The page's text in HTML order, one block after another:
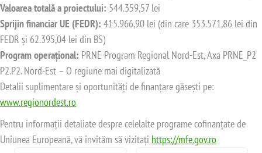
Valoarea totală a proiectului: 544.359,57 lei
Sprijin financiar UE (FEDR): 415.966,90 lei (din care 353.571,86 lei din
FEDR și 62.395,04 lei din BS)
Program operațional: PRNE Program Regional Nord-Est, Axa PRNE_P2
P2.P2. Nord-Est – O regiune mai digitalizată
Detalii suplimentare și oportunități de finanțare găsești pe:
www.regionordest.ro
Pentru informații detaliate despre celelalte programe cofinanțate de
Uniunea Europeană, vă invităm să vizitați https://mfe.gov.ro